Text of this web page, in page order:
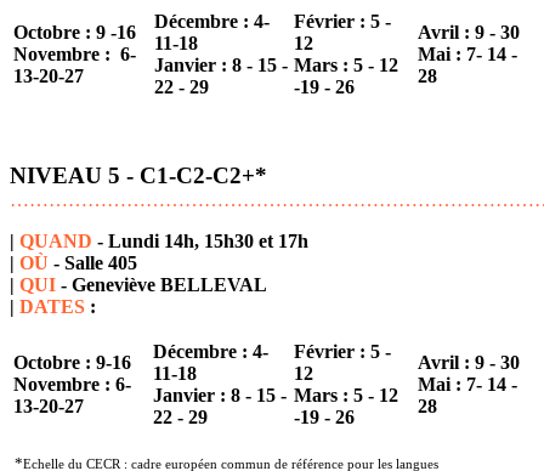
Octobre : 9 -16
Novembre : 6-
13-20-27
Décembre : 4-
11-18
Janvier : 8 - 15 -
22 - 29
Février : 5 -
12
Mars : 5 - 12
-19 - 26
Avril : 9 - 30
Mai : 7- 14 -
28
NIVEAU 5 - C1-C2-C2+*
| QUAND - Lundi 14h, 15h30 et 17h
| OÙ - Salle 405
| QUI - Geneviève BELLEVAL
| DATES :
Octobre : 9-16
Novembre : 6-
13-20-27
Décembre : 4-
11-18
Janvier : 8 - 15 -
22 - 29
Février : 5 -
12
Mars : 5 - 12
-19 - 26
Avril : 9 - 30
Mai : 7- 14 -
28
*Echelle du CECR : cadre européen commun de référence pour les langues